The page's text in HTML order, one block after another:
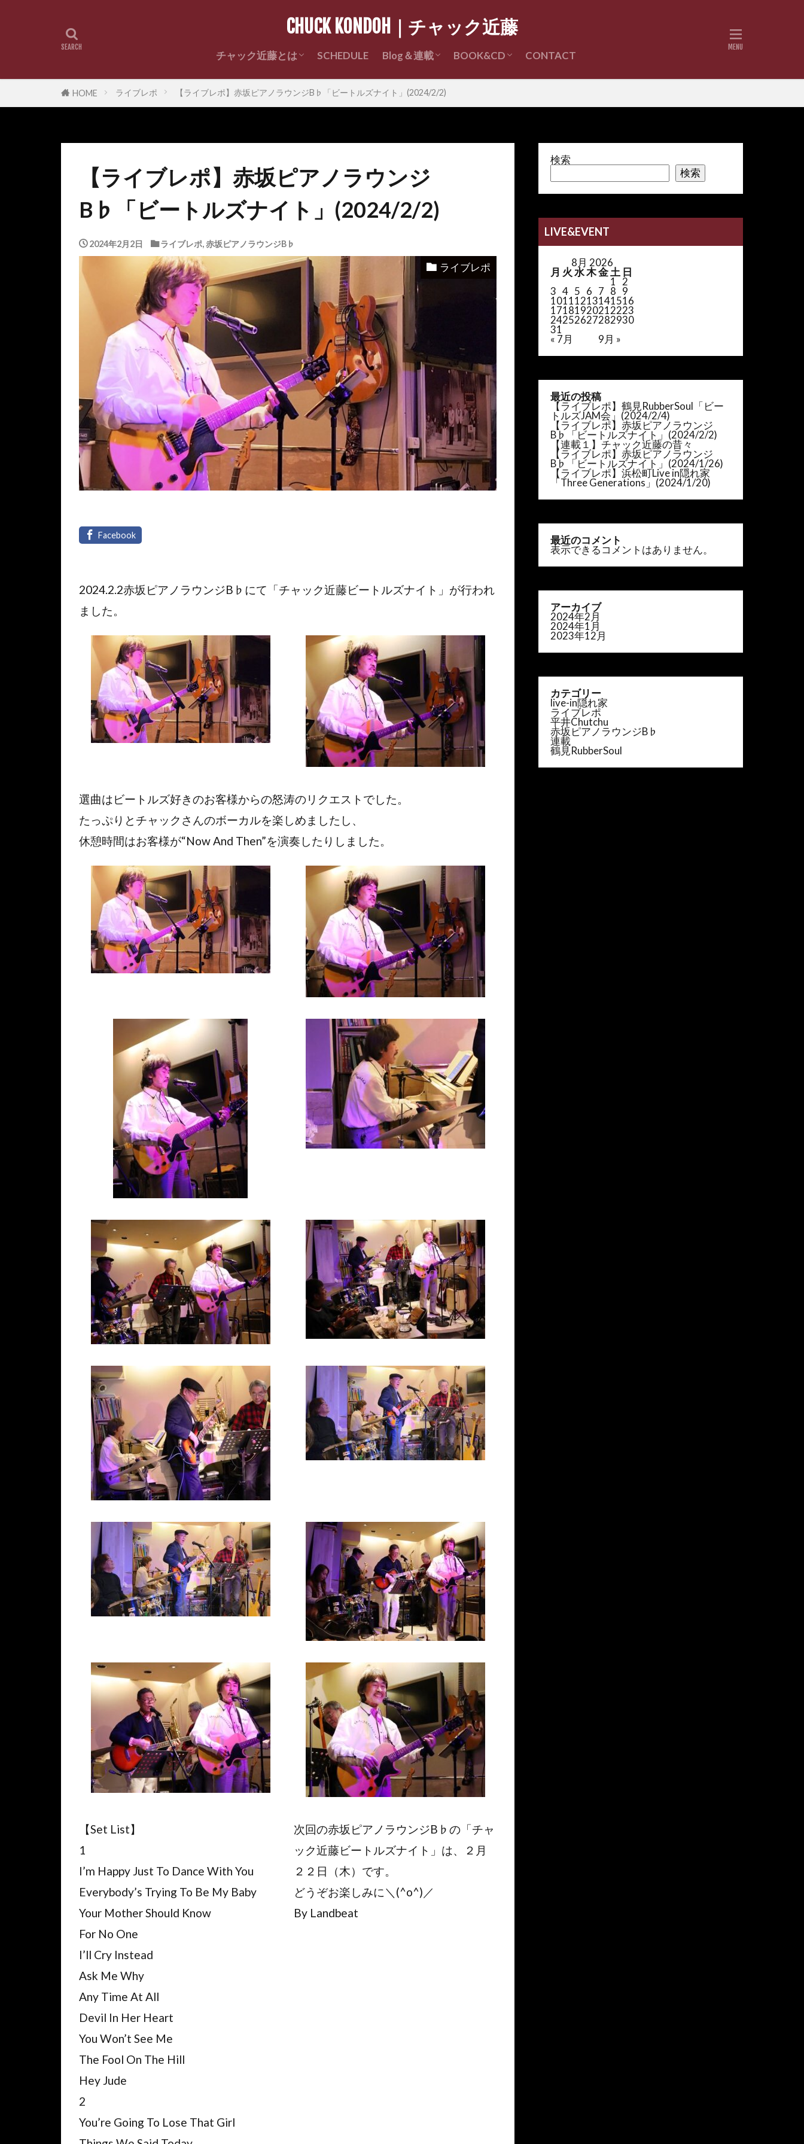
CHUCK KONDOH｜チャック近藤
チャック近藤とは SCHEDULE Blog＆連載 BOOK&CD CONTACT
HOME ライブレポ 【ライブレポ】赤坂ピアノラウンジB♭「ビートルズナイト」(2024/2/2)
【ライブレポ】赤坂ピアノラウンジ
B♭「ビートルズナイト」(2024/2/2)
2024年2月2日 ライブレポ,赤坂ピアノラウンジB♭
ライブレポ
2024.2.2赤坂ピアノラウンジB♭にて「チャック近藤ビートルズナイト」が行われ
ました。
選曲はビートルズ好きのお客様からの怒涛のリクエストでした。
たっぷりとチャックさんのボーカルを楽しめましたし、
休憩時間はお客様が“Now And Then”を演奏したりしました。
【Set List】
1
I’m Happy Just To Dance With You
Everybody’s Trying To Be My Baby
Your Mother Should Know
For No One
I’ll Cry Instead
Ask Me Why
Any Time At All
Devil In Her Heart
You Won’t See Me
The Fool On The Hill
Hey Jude
2
You’re Going To Lose That Girl
次回の赤坂ピアノラウンジB♭の「チャ
ック近藤ビートルズナイト」は、２月
２２日（木）です。
どうぞお楽しみに＼(^o^)／
By Landbeat
検索
検索
LIVE&EVENT
8月 2026
月 火 水木金土 日
1 2
3 4 5 6 7 8 9
10111213141516
17181920212223
24252627282930
31
« 7月 9月 »
最近の投稿
【ライブレポ】鶴見RubberSoul「ビー
トルズJAM会」(2024/2/4)
【ライブレポ】赤坂ピアノラウンジ
B♭「ビートルズナイト」(2024/2/2)
【連載１】チャック近藤の昔々
【ライブレポ】赤坂ピアノラウンジ
B♭「ビートルズナイト」(2024/1/26)
【ライブレポ】浜松町Live in隠れ家
「Three Generations」(2024/1/20)
最近のコメント
表示できるコメントはありません。
アーカイブ
2024年2月
2024年1月
2023年12月
カテゴリー
live-in隠れ家
ライブレポ
平井Chutchu
赤坂ピアノラウンジB♭
連載
鶴見RubberSoul